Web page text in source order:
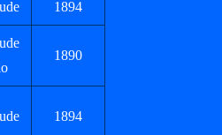
1894
1890
1894